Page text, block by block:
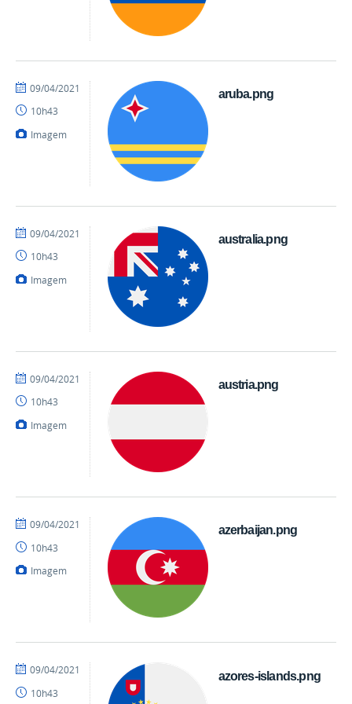
aruba.png
por
publicado
09/04/2021
10h43
Imagem
australia.png
por
publicado
09/04/2021
10h43
Imagem
austria.png
por
publicado
09/04/2021
10h43
Imagem
azerbaijan.png
por
publicado
09/04/2021
10h43
Imagem
azores-islands.png
por
publicado
09/04/2021
10h43